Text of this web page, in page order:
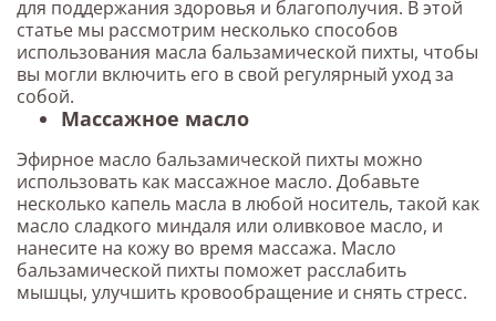
для поддержания здоровья и благополучия. В этой
статье мы рассмотрим несколько способов
использования масла бальзамической пихты, чтобы
вы могли включить его в свой регулярный уход за
собой.
Массажное масло
Эфирное масло бальзамической пихты можно
использовать как массажное масло. Добавьте
несколько капель масла в любой носитель, такой как
масло сладкого миндаля или оливковое масло, и
нанесите на кожу во время массажа. Масло
бальзамической пихты поможет расслабить
мышцы, улучшить кровообращение и снять стресс.